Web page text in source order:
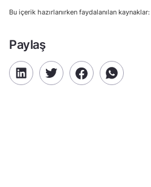
Bu içerik hazırlanırken faydalanılan kaynaklar:
Paylaş